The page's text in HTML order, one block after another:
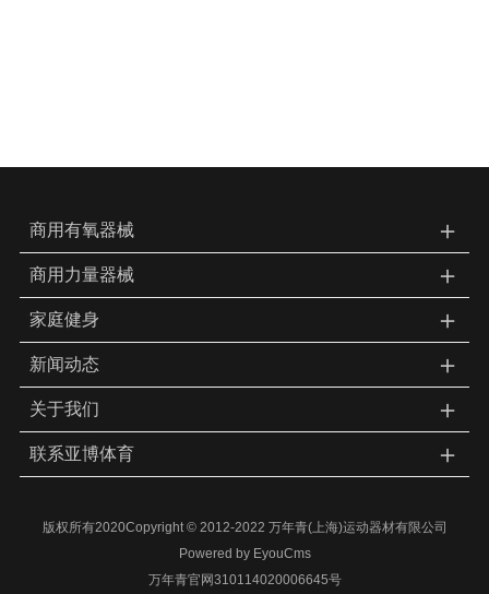
商用有氧器械 ＋
商用力量器械 ＋
家庭健身 ＋
新闻动态 ＋
关于我们 ＋
联系亚博体育 ＋
版权所有2020Copyright © 2012-2022 万年青(上海)运动器材有限公司
Powered by EyouCms
万年青官网310114020006645号